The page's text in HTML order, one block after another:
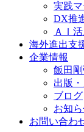
実践
DX推
ＡＩ
海外進出支
企業情報
飯田
出版
ブログ
お知
お問い合わ